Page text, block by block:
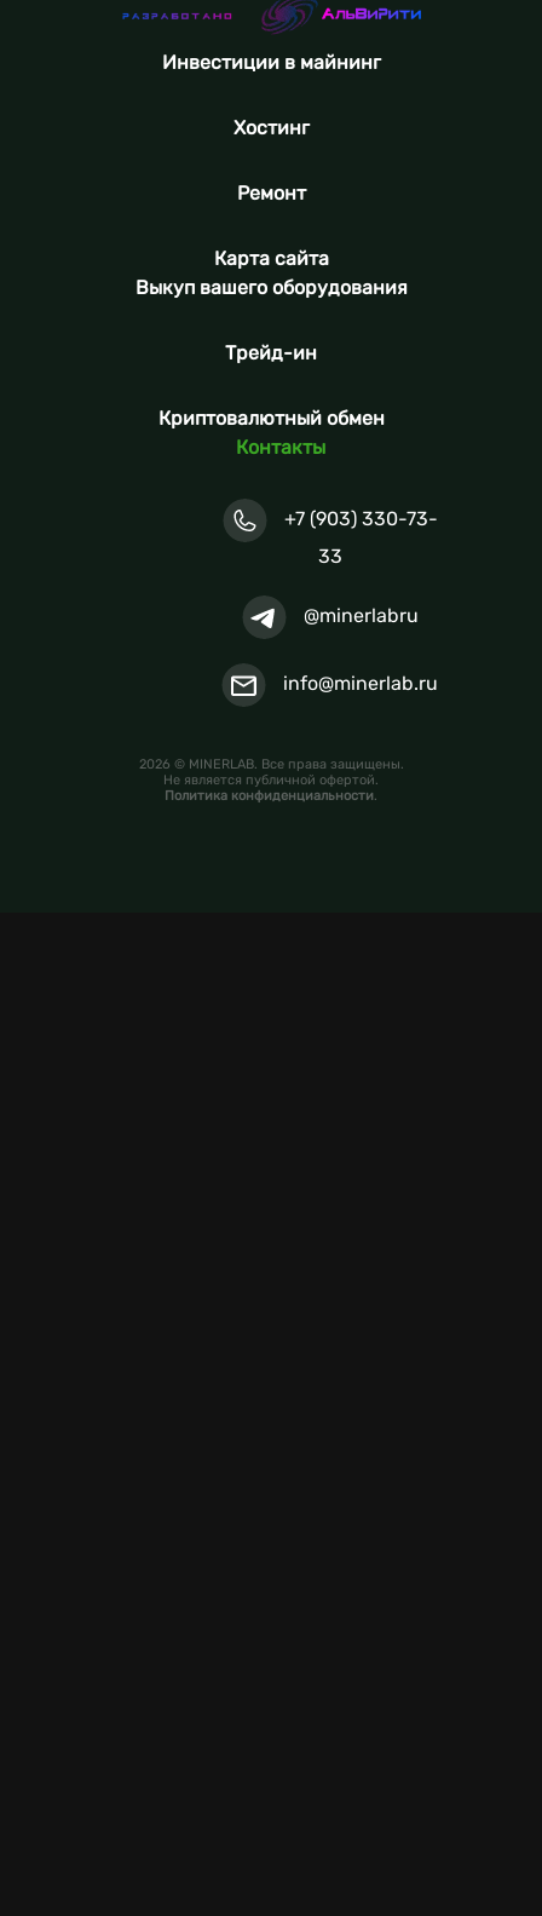
Инвестиции в майнинг
Хостинг
Ремонт
Карта сайта
Выкуп вашего оборудования
Трейд-ин
Криптовалютный обмен
Контакты
+7 (903) 330-73-
33
@minerlabru
info@minerlab.ru
2026 © MINERLAB. Все права защищены.
Не является публичной офертой.
Политика конфиденциальности.